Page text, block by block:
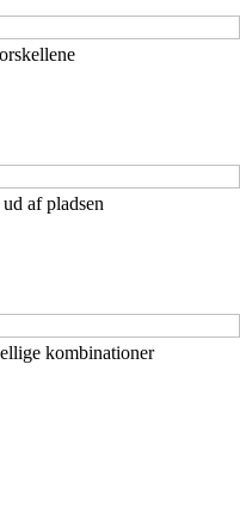
af pladsen
kombinationer